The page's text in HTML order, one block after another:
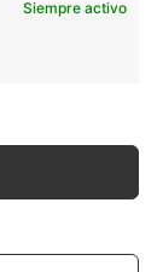
Siempre activo
211
260226